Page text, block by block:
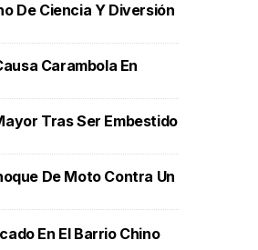
muy k-pop.Daritza
k-pop
De Ciencia Y Diversión
Carambola En
Tras Ser Embestido
De Moto Contra Un
En El Barrio Chino